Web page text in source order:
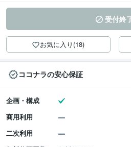
受付終
お気に入り(18)
ココナラの安心保証
企画・構成
商用利用
二次利用